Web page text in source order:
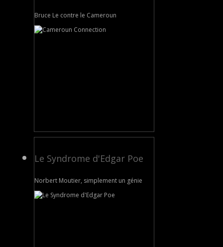
Bruce Le contre le Cameroun
Le Syndrome d'Edgar Poe
Norbert Moutier, simplement un génie